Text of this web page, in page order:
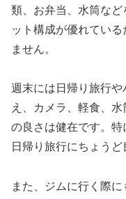
類、お弁当、水筒な
ット構成が優れてい
ません。
週末には日帰り旅行
え、カメラ、軽食、
の良さは健在です。特
日帰り旅行にちょうど
また、ジムに行く際